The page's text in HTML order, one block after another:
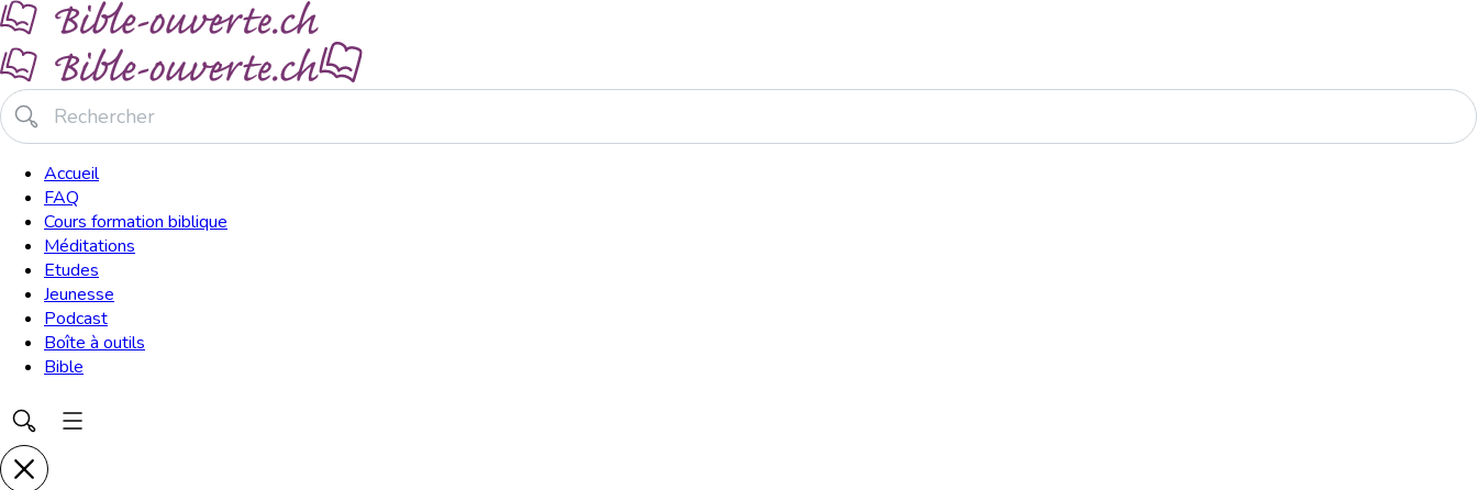
Accueil
FAQ
Cours formation biblique
Méditations
Etudes
Jeunesse
Podcast
Boîte à outils
Bible